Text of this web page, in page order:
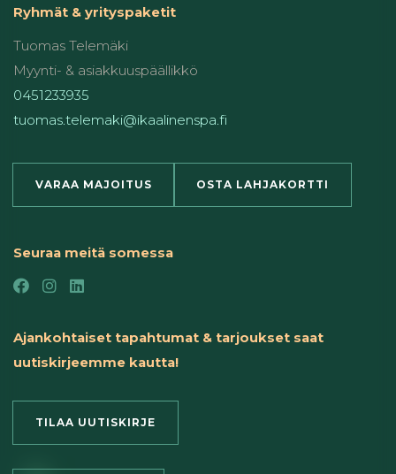
Ryhmät & yrityspaketit
Tuomas Telemäki
Myynti- & asiakkuuspäällikkö
0451233935
tuomas.telemaki@ikaalinenspa.fi
VARAA MAJOITUS OSTA LAHJAKORTTI
Seuraa meitä somessa
Ajankohtaiset tapahtumat & tarjoukset saat
uutiskirjeemme kautta!
TILAA UUTISKIRJE